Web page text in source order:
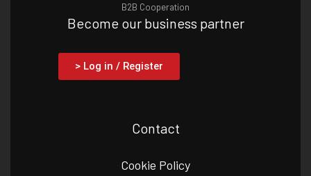
B2B Cooperation
Become our business partner
> Log in / Register
Contact
Cookie Policy